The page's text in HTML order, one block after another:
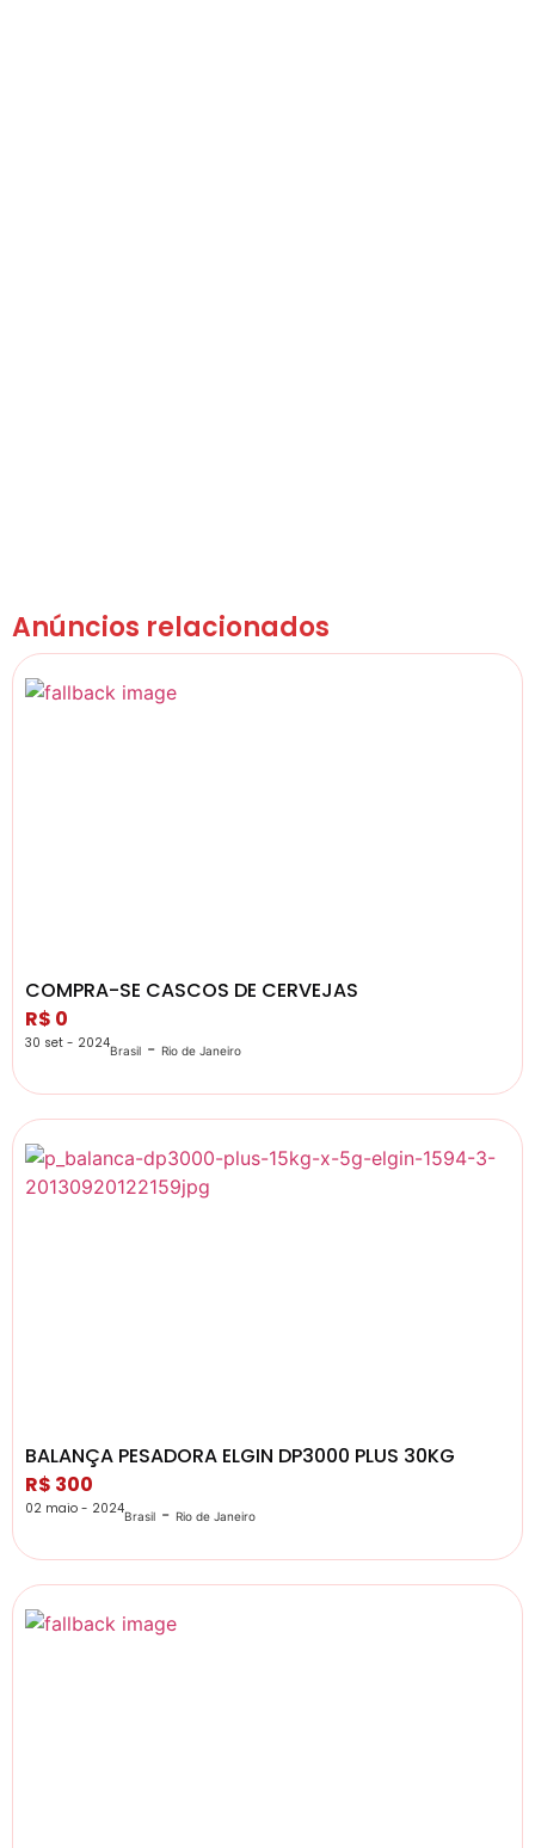
Anúncios relacionados
COMPRA-SE CASCOS DE CERVEJAS
R$ 0
30 set - 2024Brasil - Rio de Janeiro
BALANÇA PESADORA ELGIN DP3000 PLUS 30KG
R$ 300
02 maio - 2024Brasil - Rio de Janeiro